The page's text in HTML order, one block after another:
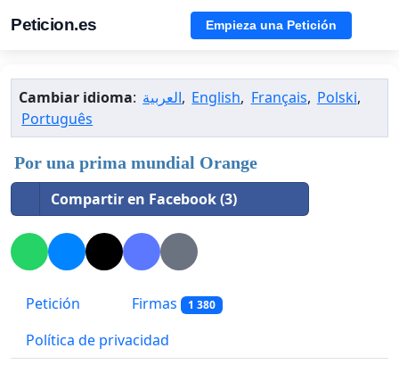
Peticion.es Empieza una Petición
Cambiar idioma: العربية, English, Français, Polski,
Português
Por una prima mundial Orange
Compartir en Facebook (3)
Petición Firmas 1 380
Política de privacidad